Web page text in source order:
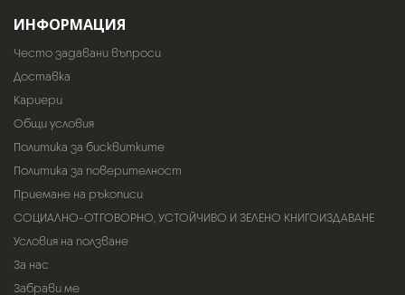
ИНФОРМАЦИЯ
Често задавани въпроси
Доставка
Кариери
Общи условия
Политика за бисквитките
Политика за поверителност
Приемане на ръкописи
СОЦИАЛНО-ОТГОВОРНО, УСТОЙЧИВО И ЗЕЛЕНО КНИГОИЗДАВАНЕ
Условия на ползване
За нас
Забрави ме